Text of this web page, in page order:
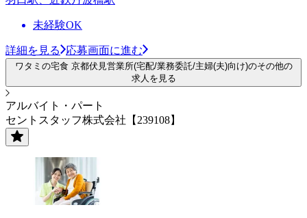
未経験OK
詳細を見る 応募画面に進む
ワタミの宅食 京都伏見営業所(宅配/業務委託/主婦(夫)向け)のその他の
求人を見る
アルバイト・パート
セントスタッフ株式会社【239108】